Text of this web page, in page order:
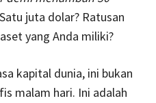
juta dolar? Ratusan
yang Anda miliki?
kapital dunia, ini bukan
malam hari. Ini adalah